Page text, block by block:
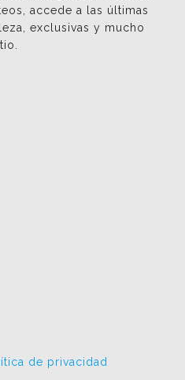
accede a las últimas
exclusivas y mucho
de privacidad